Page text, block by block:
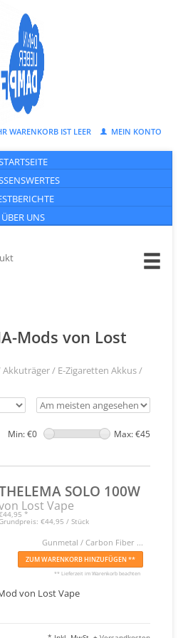
WARENKORB IST LEER MEIN KONTO
ÜBER UNS
Mods von Lost
Akkuträger / E-Zigaretten Akkus/
Min: €0 Max: €45
SOLO 100W
Lost Vape
*
€44,95 / Stück
Gunmetal / Carbon Fiber ...
ZUM WARENKORB HINZUFÜGEN **
** Lieferzeit im Warenkorb beachten
von Lost Vape